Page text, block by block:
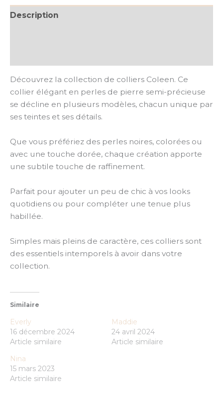
Description
Découvrez la collection de colliers Coleen. Ce
collier élégant en perles de pierre semi-précieuse
se décline en plusieurs modèles, chacun unique par
ses teintes et ses détails.
Que vous préfériez des perles noires, colorées ou
avec une touche dorée, chaque création apporte
une subtile touche de raffinement.
Parfait pour ajouter un peu de chic à vos looks
quotidiens ou pour compléter une tenue plus
habillée.
Simples mais pleins de caractère, ces colliers sont
des essentiels intemporels à avoir dans votre
collection.
Similaire
Everly
16 décembre 2024
Article similaire
Maddie
24 avril 2024
Article similaire
Nina
15 mars 2023
Article similaire